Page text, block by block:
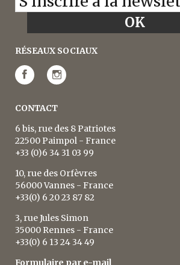
RÉSEAUX SOCIAUX
CONTACT
6 bis, rue des 8 Patriotes
22500 Paimpol - France
+33 (0)6 34 31 03 99
10, rue des Orfèvres
56000 Vannes - France
+33(0) 6 20 23 87 82
3, rue Jules Simon
35000 Rennes - France
+33(0) 6 13 24 34 49
Formulaire par e-mail